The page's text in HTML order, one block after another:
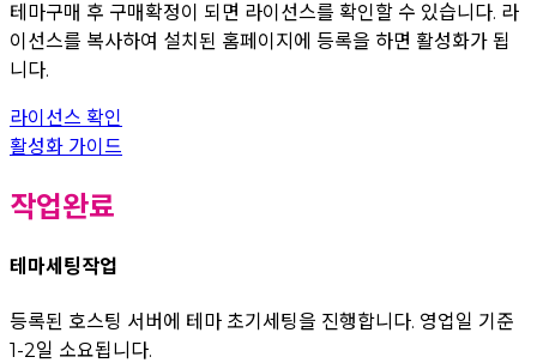
테마구매 후 구매확정이 되면 라이선스를 확인할 수 있습니다. 라
이선스를 복사하여 설치된 홈페이지에 등록을 하면 활성화가 됩
니다.
라이선스 확인
활성화 가이드
작업완료
테마세팅작업
등록된 호스팅 서버에 테마 초기세팅을 진행합니다. 영업일 기준
1-2일 소요됩니다.